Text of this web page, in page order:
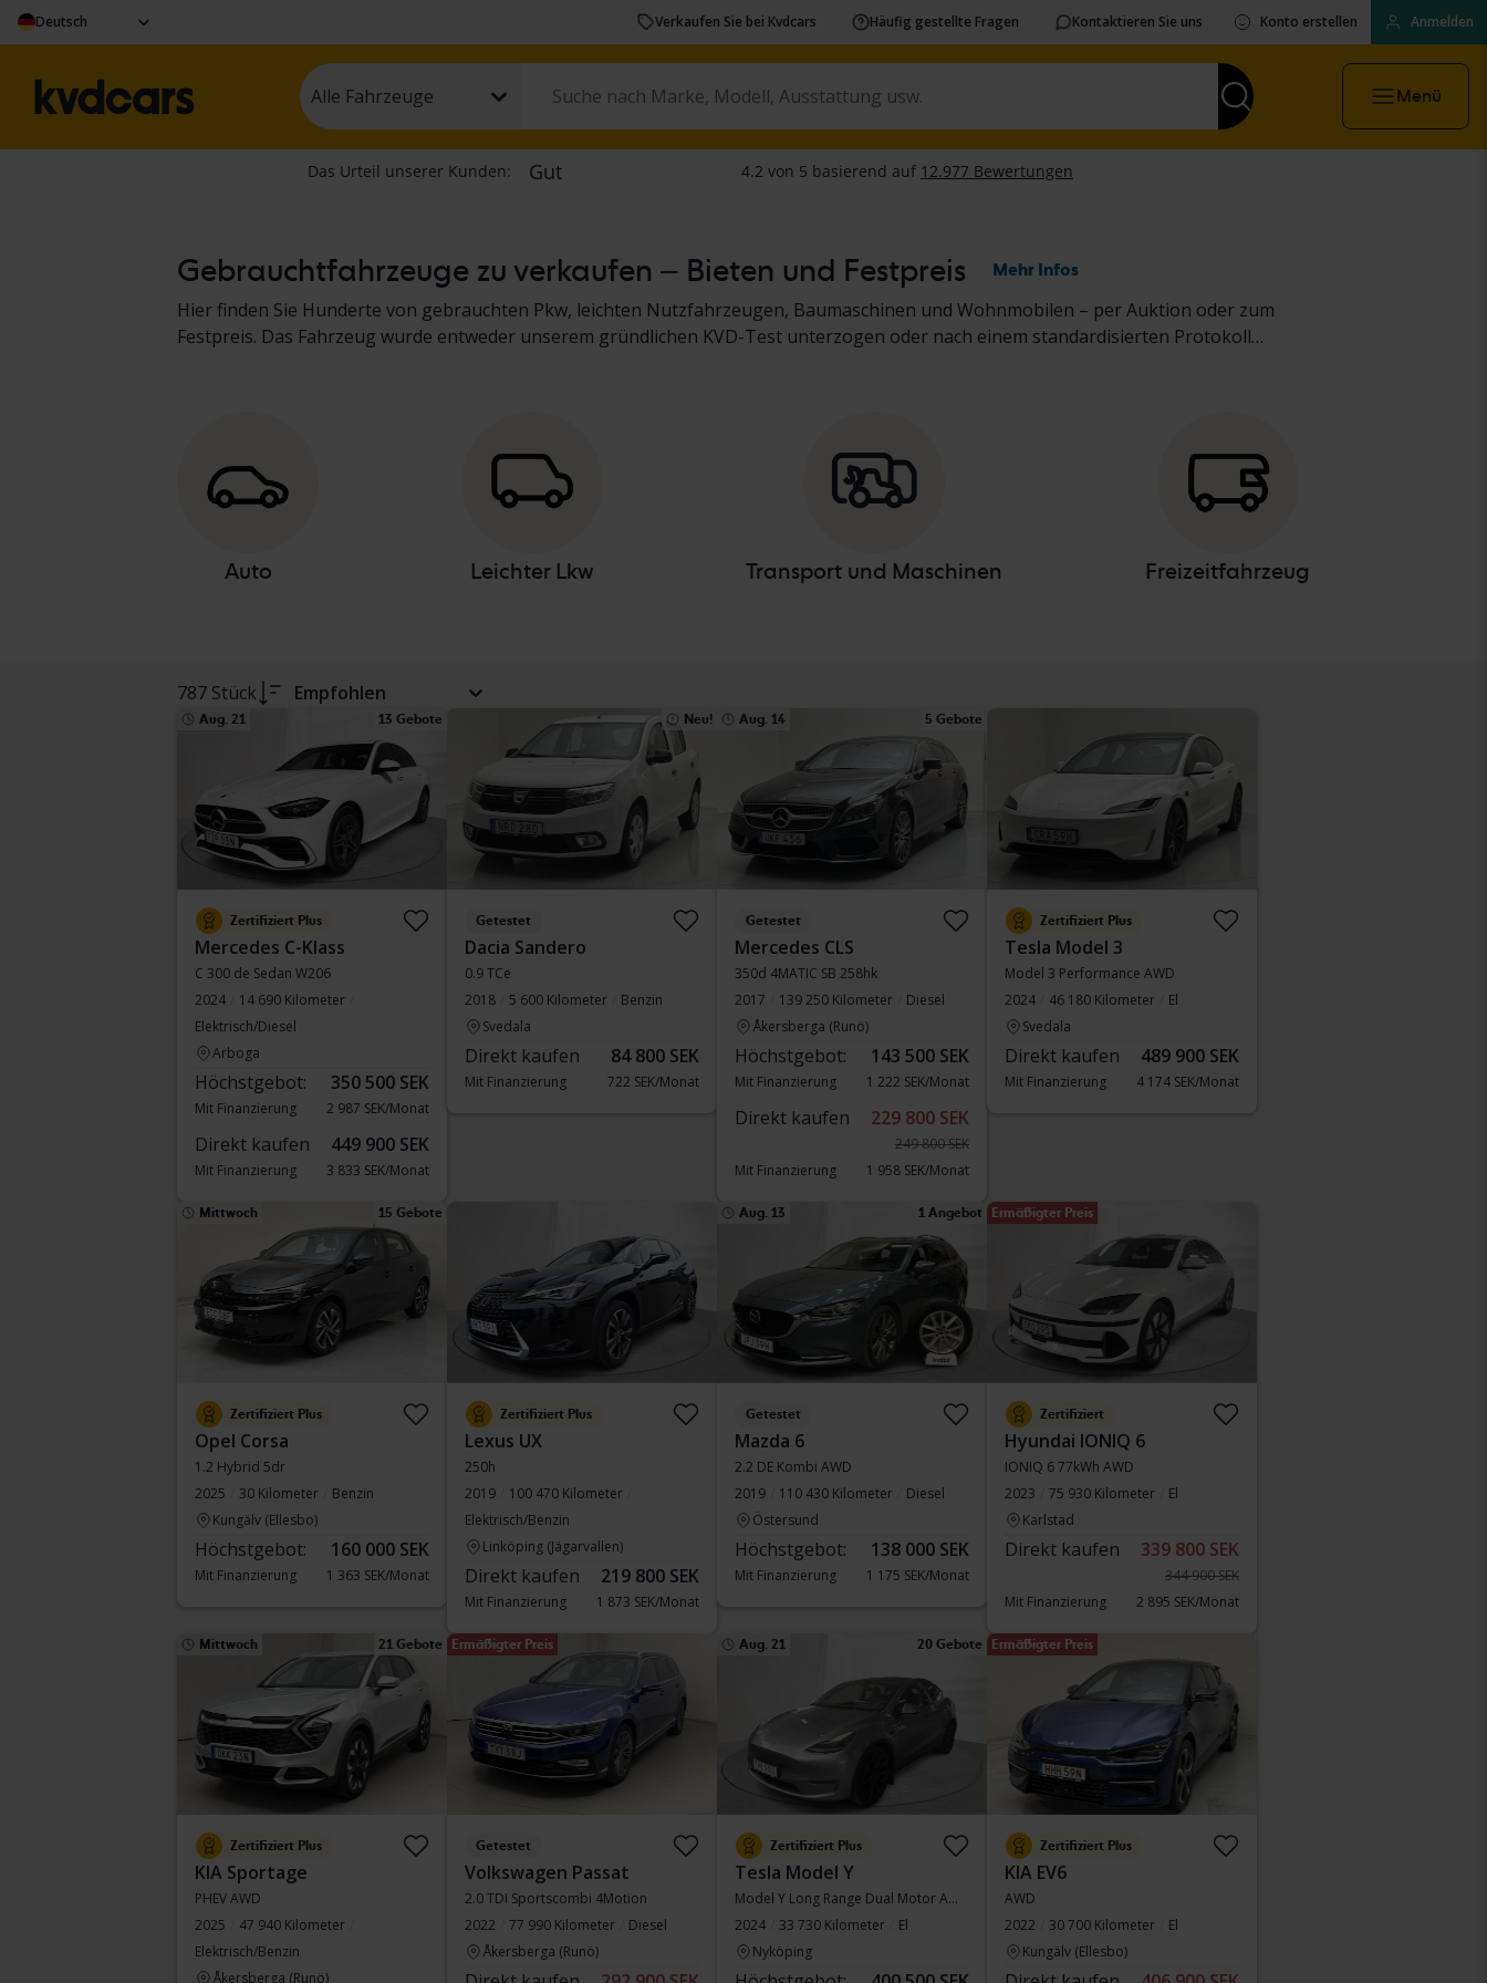
Deutsch Verkaufen Sie bei Kvdcars Häufig gestellte Fragen Kontaktieren Sie uns Konto erstellen Anmelden
Alle Fahrzeuge Menü
Gebrauchtfahrzeuge zu verkaufen – Bieten und Festpreis Mehr Infos
Hier finden Sie Hunderte von gebrauchten Pkw, leichten Nutzfahrzeugen, Baumaschinen und Wohnmobilen – per Auktion oder zum
Festpreis. Das Fahrzeug wurde entweder unserem gründlichen KVD-Test unterzogen oder nach einem standardisierten Protokoll
Auto Leichter Lkw Transport und Maschinen Freizeitfahrzeug
787 Stück Empfohlen
Aug. 21 13 Gebote
Zertifiziert Plus
Mercedes C-Klass
C 300 de Sedan W206
2024
14 690 Kilometer
Elektrisch/Diesel
Arboga
Höchstgebot: 350 500 SEK
Mit Finanzierung 2 987 SEK/Monat
Direkt kaufen 449 900 SEK
Mit Finanzierung 3 833 SEK/Monat
Neu!
Getestet
Dacia Sandero
0.9 TCe
2018
5 600 Kilometer
Benzin
Svedala
Direkt kaufen 84 800 SEK
Mit Finanzierung 722 SEK/Monat
Aug. 14 5 Gebote
Getestet
Mercedes CLS
350d 4MATIC SB 258hk
2017
139 250 Kilometer
Diesel
Åkersberga (Runö)
Höchstgebot: 143 500 SEK
Mit Finanzierung 1 222 SEK/Monat
Direkt kaufen 229 800 SEK
249 800 SEK
Mit Finanzierung
1 958 SEK/Monat
Zertifiziert Plus
Tesla Model 3
Model 3 Performance AWD
2024
46 180 Kilometer
El
Svedala
Direkt kaufen 489 900 SEK
Mit Finanzierung 4 174 SEK/Monat
Mittwoch 15 Gebote
Zertifiziert Plus
Opel Corsa
1.2 Hybrid 5dr
2025
30 Kilometer
Benzin
Kungälv (Ellesbo)
Höchstgebot: 160 000 SEK
Mit Finanzierung 1 363 SEK/Monat
Zertifiziert Plus
Lexus UX
250h
2019
100 470 Kilometer
Elektrisch/Benzin
Linköping (Jägarvallen)
Direkt kaufen 219 800 SEK
Mit Finanzierung 1 873 SEK/Monat
Aug. 13 1 Angebot
Getestet
Mazda 6
2.2 DE Kombi AWD
2019
110 430 Kilometer
Diesel
Östersund
Höchstgebot: 138 000 SEK
Mit Finanzierung 1 175 SEK/Monat
Ermäßigter Preis
Zertifiziert
Hyundai IONIQ 6
IONIQ 6 77kWh AWD
2023
75 930 Kilometer
El
Karlstad
Direkt kaufen 339 800 SEK
344 900 SEK
Mit Finanzierung
2 895 SEK/Monat
Mittwoch 21 Gebote
Zertifiziert Plus
KIA Sportage
PHEV AWD
2025
47 940 Kilometer
Elektrisch/Benzin
Åkersberga (Runö)
Ermäßigter Preis
Getestet
Volkswagen Passat
2.0 TDI Sportscombi 4Motion
2022
77 990 Kilometer
Diesel
Åkersberga (Runö)
Aug. 21 20 Gebote
Zertifiziert Plus
Tesla Model Y
Model Y Long Range Dual Motor AWD
2024
33 730 Kilometer
El
Nyköping
Ermäßigter Preis
Zertifiziert Plus
KIA EV6
AWD
2022
30 700 Kilometer
El
Kungälv (Ellesbo)